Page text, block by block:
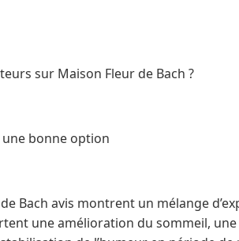
sur Maison Fleur de Bach ?
une bonne option
Bach avis montrent un mélange
une amélioration du sommeil,